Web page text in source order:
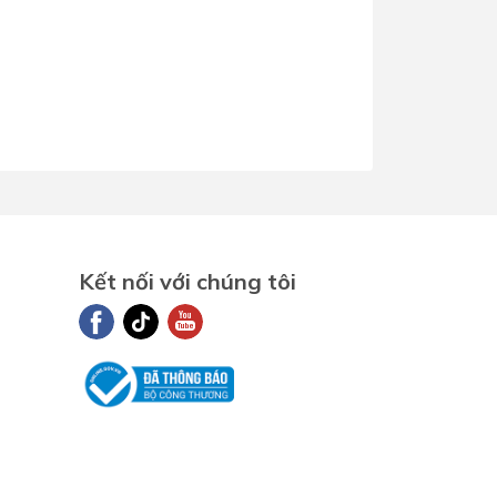
Kết nối với chúng tôi